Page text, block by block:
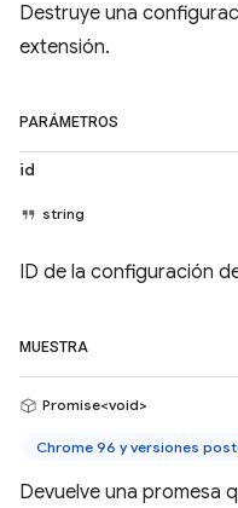
Destruye una
extensión.
PARÁMETROS
id
string
ID de la configuración
MUESTRA
Promise<void>
Chrome 96 y versiones
Devuelve una promesa